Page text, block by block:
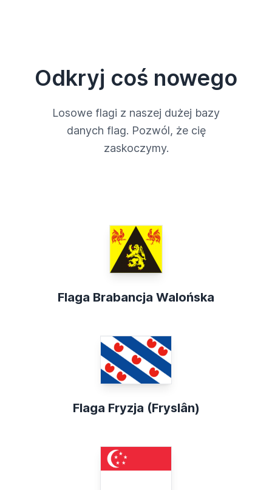
Odkryj coś nowego
Losowe flagi z naszej dużej bazy
danych flag. Pozwól, że cię
zaskoczymy.
Flaga Brabancja Walońska
Flaga Fryzja (Fryslân)